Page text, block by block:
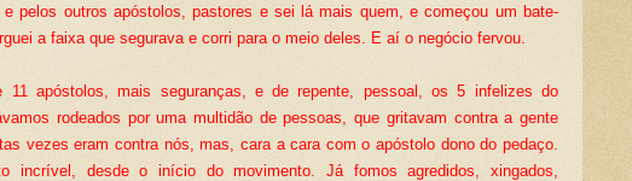
e pelos outros apóstolos, pastores e sei lá mais quem, e começou um bate-
a faixa que segurava e corri para o meio deles. E aí o negócio fervou.
11 apóstolos, mais seguranças, e de repente, pessoal, os 5 infelizes do
rodeados por uma multidão de pessoas, que gritavam contra a gente
vezes eram contra nós, mas, cara a cara com o apóstolo dono do pedaço.
incrível, desde o início do movimento. Já fomos agredidos, xingados,